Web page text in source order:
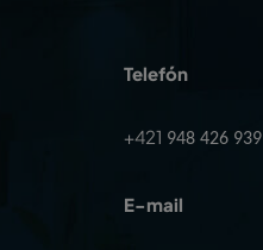
Telefón
+421 948 426 939
E-mail